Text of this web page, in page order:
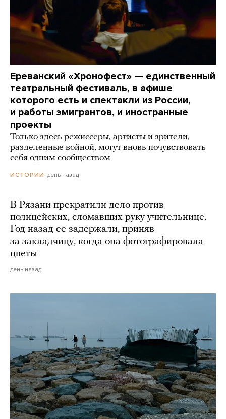
Ереванский «Хронофест» — единственный
театральный фестиваль, в афише
которого есть и спектакли из России,
и работы эмигрантов, и иностранные
проекты
Только здесь режиссеры, артисты и зрители,
разделенные войной, могут вновь почувствовать
себя одним сообществом
ИСТОРИИ день назад
В Рязани прекратили дело против
полицейских, сломавших руку учительнице.
Год назад ее задержали, приняв
за закладчицу, когда она фотографировала
цветы
день назад